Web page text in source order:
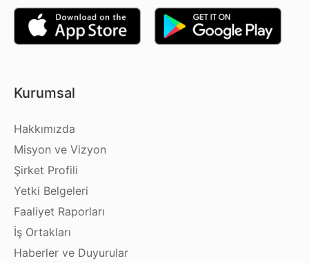
Kurumsal
Hakkımızda
Misyon ve Vizyon
Şirket Profili
Yetki Belgeleri
Faaliyet Raporları
İş Ortakları
Haberler ve Duyurular